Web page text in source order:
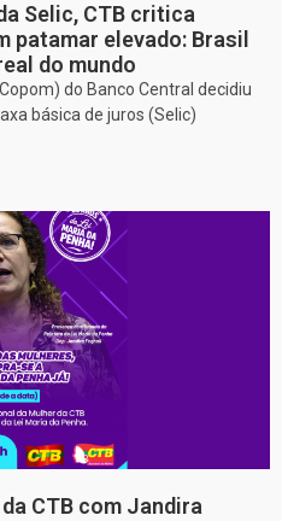
Selic, CTB critica
patamar elevado: Brasil
do mundo
do Banco Central decidiu
básica de juros (Selic)
CTB com Jandira